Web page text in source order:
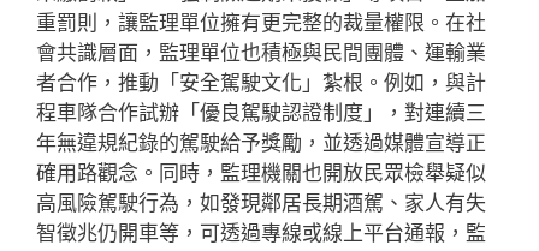
重罰則，讓監理單位擁有更完整的裁量權限。在社
會共識層面，監理單位也積極與民間團體、運輸業
者合作，推動「安全駕駛文化」紮根。例如，與計
程車隊合作試辦「優良駕駛認證制度」，對連續三
年無違規紀錄的駕駛給予獎勵，並透過媒體宣導正
確用路觀念。同時，監理機關也開放民眾檢舉疑似
高風險駕駛行為，如發現鄰居長期酒駕、家人有失
智徵兆仍開車等，可透過專線或線上平台通報，監